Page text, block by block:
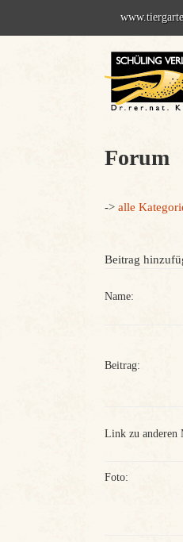
Forum
-> alle
Beitrag
Name:
Beitrag:
Link zu anderen
Foto: